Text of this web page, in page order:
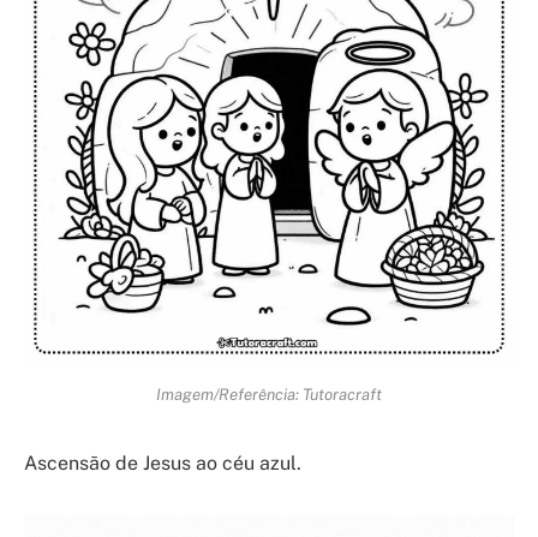
Imagem/Referência: Tutoracraft
Ascensão de Jesus ao céu azul.